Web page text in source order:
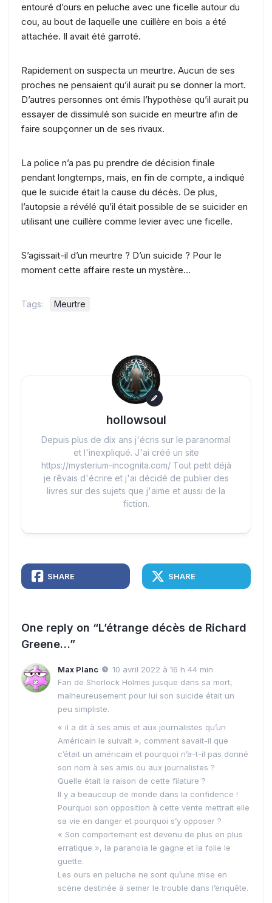
entouré d’ours en peluche avec une ficelle autour du
cou, au bout de laquelle une cuillère en bois a été
attachée. Il avait été garroté.
Rapidement on suspecta un meurtre. Aucun de ses
proches ne pensaient qu’il aurait pu se donner la mort.
D’autres personnes ont émis l’hypothèse qu’il aurait pu
essayer de dissimulé son suicide en meurtre afin de
faire soupçonner un de ses rivaux.
La police n’a pas pu prendre de décision finale
pendant longtemps, mais, en fin de compte, a indiqué
que le suicide était la cause du décès. De plus,
l’autopsie a révélé qu’il était possible de se suicider en
utilisant une cuillère comme levier avec une ficelle.
S’agissait-il d’un meurtre ? D’un suicide ? Pour le
moment cette affaire reste un mystère…
Tags: Meurtre
hollowsoul
Depuis plus de dix ans j'écris sur le paranormal
et l'inexpliqué. J'ai créé un site
https://mysterium-incognita.com/ Tout petit déjà
je rêvais d'écrire et j'ai décidé de publier des
livres sur des sujets que j'aime et aussi de la
fiction.
SHARE SHARE
One reply on “L’étrange décès de Richard
Greene…”
Max Planc
10 avril 2022 à 16 h 44 min
Fan de Sherlock Holmes jusque dans sa mort,
malheureusement pour lui son suicide était un
peu simpliste.
« il a dit à ses amis et aux journalistes qu’un
Américain le suivait », comment savait-il que
c’était un américain et pourquoi n’a-t-il pas donné
son nom à ses amis ou aux journalistes ?
Quelle était la raison de cette filature ?
Il y a beaucoup de monde dans la confidence !
Pourquoi son opposition à cette vente mettrait elle
sa vie en danger et pourquoi s’y opposer ?
« Son comportement est devenu de plus en plus
erratique », la paranoïa le gagne et la folie le
guette.
Les ours en peluche ne sont qu’une mise en
scène destinée à semer le trouble dans l’enquête.